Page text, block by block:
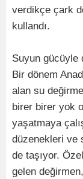
verdikçe çark
kullandı.
Suyun gücüyle
Bir dönem
alan su
birer birer yok
yaşatmaya
düzenekleri ve
de taşıyor.
gelen